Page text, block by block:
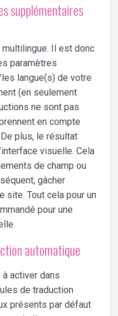
supplémentaires
Il est donc
paramètres
langue(s) de votre
(en seulement
ne sont pas
en compte
plus, le résultat
visuelle. Cela
de champ ou
gâcher
site. Tout cela pour un
pour une
automatique
activer dans
de traduction
présents par défaut